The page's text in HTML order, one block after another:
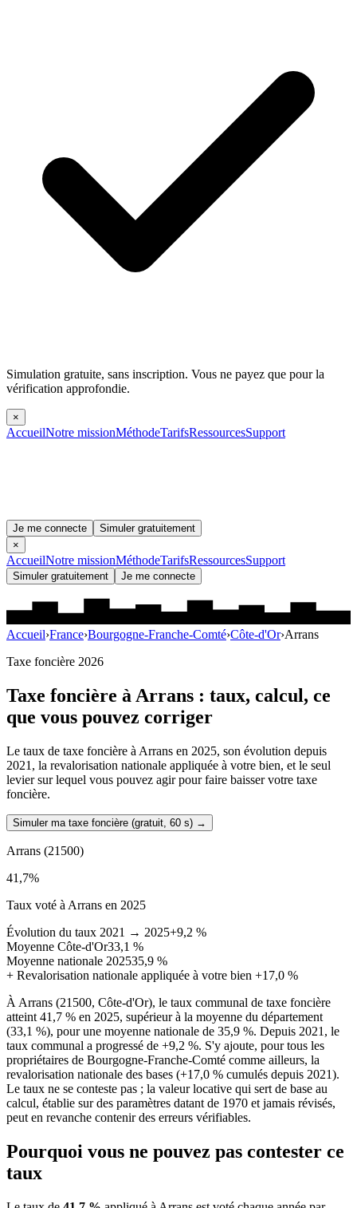
Simulation gratuite, sans inscription. Vous ne payez que pour la
vérification approfondie.
×
AccueilNotre missionMéthodeTarifsRessourcesSupport
Je me connecte
Simuler gratuitement
×
AccueilNotre missionMéthodeTarifsRessourcesSupport
Simuler gratuitement Je me connecte
Accueil›France›Bourgogne-Franche-Comté›Côte-d'Or›Arrans
Taxe foncière 2026
Taxe foncière àArrans : taux, calcul, ce
que vous pouvez corriger
Le taux de taxe foncière à Arrans en 2025, son évolution depuis
2021, la revalorisation nationale appliquée à votre bien, et le seul
levier sur lequel vous pouvez agir pour faire baisser votre taxe
foncière.
Simuler ma taxe foncière (gratuit, 60 s) →
Arrans (21500)
41,7%
Taux voté à Arrans en 2025
Évolution du taux 2021 → 2025+9,2 %
Moyenne Côte-d'Or33,1 %
Moyenne nationale 202535,9 %
+ Revalorisation nationale appliquée à votre bien +17,0 %
À Arrans (21500, Côte-d'Or), le taux communal de taxe foncière
atteint 41,7 % en 2025, supérieur à la moyenne du département
(33,1 %), pour une moyenne nationale de 35,9 %. Depuis 2021, le
taux communal a progressé de +9,2 %. S'y ajoute, pour tous les
propriétaires de Bourgogne-Franche-Comté comme ailleurs, la
revalorisation nationale des bases (+17,0 % cumulés depuis 2021).
Le taux ne se conteste pas ; la valeur locative qui sert de base au
calcul, établie sur des paramètres datant de 1970 et jamais révisés,
peut en revanche contenir des erreurs vérifiables.
Pourquoi vous ne pouvez pas contester ce
taux